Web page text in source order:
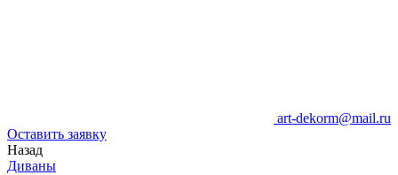
art-dekorm@mail.ru
Оставить заявку
Назад
Диваны